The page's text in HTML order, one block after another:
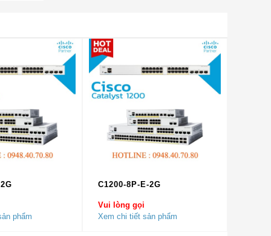
các
xác
hợp
ND,
lại
phẩm
C1200-8P-E-2G
Vui lòng gọi
Xem chi tiết sản phẩm